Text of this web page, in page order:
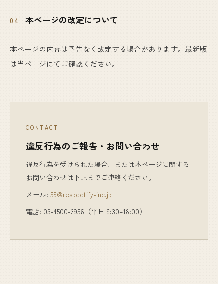
04 本ページの改定について
本ページの内容は予告なく改定する場合があります。最新版
は当ページにてご確認ください。
CONTACT
違反行為のご報告・お問い合わせ
違反行為を受けられた場合、または本ページに関する
お問い合わせは下記までご連絡ください。
メール: 56@respectify-inc.jp
電話: 03-4500-3956（平日 9:30–18:00）